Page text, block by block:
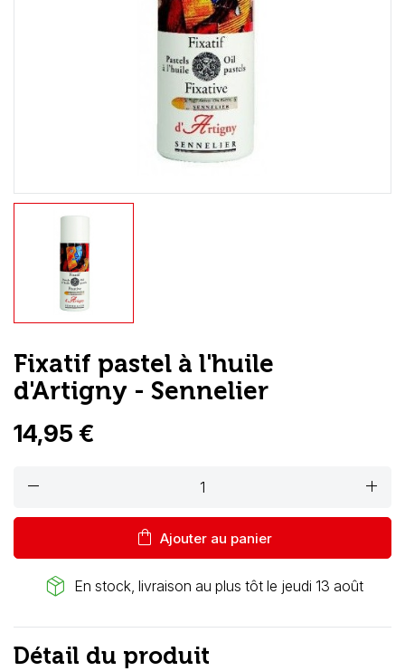
Fixatif pastel à l'huile
d'Artigny - Sennelier
14,95 €
remove add
shopping_bag Ajouter au panier
package_2 En stock, livraison au plus tôt le jeudi 13 août
Détail du produit